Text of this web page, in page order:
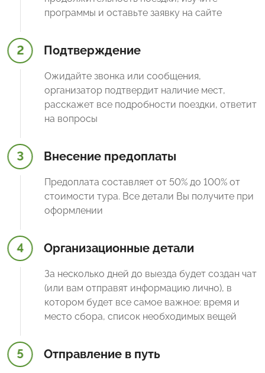
программы и оставьте заявку на сайте
2 Подтверждение
Ожидайте звонка или сообщения,
организатор подтвердит наличие мест,
расскажет все подробности поездки, ответит
на вопросы
3 Внесение предоплаты
Предоплата составляет от 50% до 100% от
стоимости тура. Все детали Вы получите при
оформлении
4 Организационные детали
За несколько дней до выезда будет создан чат
(или вам отправят информацию лично), в
котором будет все самое важное: время и
место сбора, список необходимых вещей
5 Отправление в путь